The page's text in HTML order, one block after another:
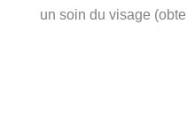
un soin du visage